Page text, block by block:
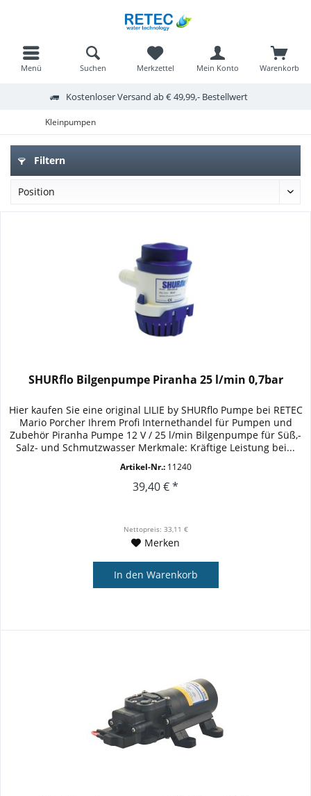
Kostenloser Versand ab € 49,99,- Bestellwert
Menü Warenkorb
Merkzettel Mein Konto
Suchen
Kleinpumpen
Filtern
SHURflo Bilgenpumpe Piranha 25 l/min 0,7bar
Hier kaufen Sie eine original LILIE by SHURflo Pumpe bei RETEC
Mario Porcher Ihrem Profi Internethandel für Pumpen und
Zubehör Piranha Pumpe 12 V / 25 l/min Bilgenpumpe für Süß,-
Salz- und Schmutzwasser Merkmale: Kräftige Leistung bei...
Artikel-Nr.:11240
39,40 € *
Nettopreis: 33,11 €
Merken
In den Warenkorb